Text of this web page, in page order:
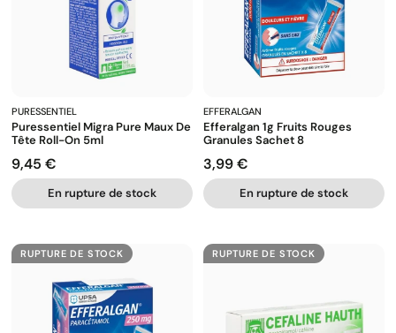
PURESSENTIEL
Puressentiel Migra Pure Maux De
Tête Roll-On 5ml
Prix
9,45 €
En rupture de stock
EFFERALGAN
Efferalgan 1g Fruits Rouges
Granules Sachet 8
Prix
3,99 €
En rupture de stock
RUPTURE DE STOCK RUPTURE DE STOCK